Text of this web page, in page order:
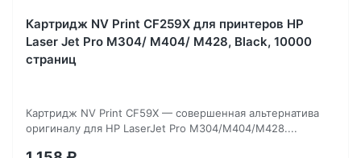
Картридж NV Print CF259X для принтеров HP
Laser Jet Pro M304/ M404/ M428, Black, 10000
страниц
Картридж NV Print CF59X — совершенная альтернатива
оригиналу для HP LaserJet Pro M304/M404/M428....